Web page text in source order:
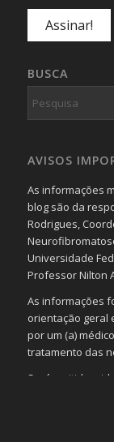
BUSCA
AVISOS
As informações
blog são da
Rodrigues,
Universidade
Professor Nilton
As informações
orientação geral
por um (a)
tratamento das
Será omitida a